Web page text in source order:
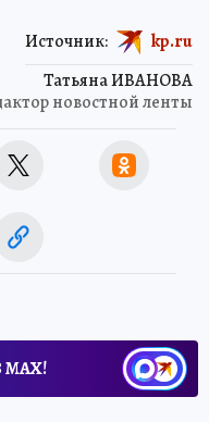
Татьяна ИВАНОВА
новостной ленты
Источник: kp.ru
МАХ!